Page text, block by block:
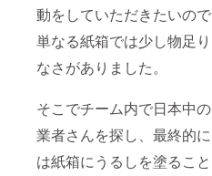
動をしていただきたいので
単なる紙箱では少し物足り
なさがありました。
そこでチーム内で日本中の
業者さんを探し、最終的に
は紙箱にうるしを塗ること